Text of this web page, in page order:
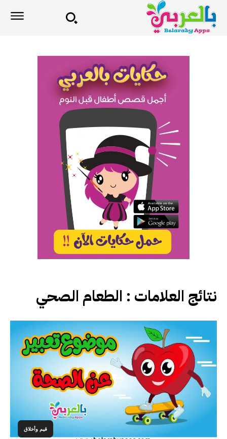
نتائج العلامات : الطعام الصحي
قيم وأخلاق